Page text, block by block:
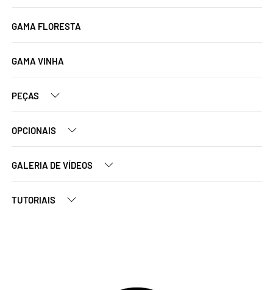
GAMA FLORESTA
GAMA VINHA
PEÇAS
OPCIONAIS
GALERIA DE VÍDEOS
TUTORIAIS